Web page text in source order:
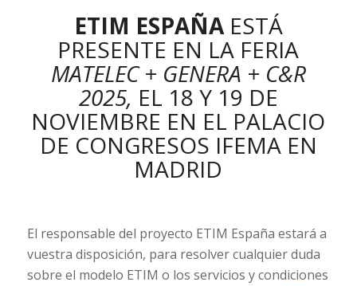
ETIM ESPAÑAESTÁ
PRESENTE EN LA FERIA
MATELEC + GENERA + C&R
2025, EL 18 Y 19 DE
NOVIEMBRE EN EL PALACIO
DE CONGRESOS IFEMA EN
MADRID
El responsable del proyecto ETIM España estará a
vuestra disposición, para resolver cualquier duda
sobre el modelo ETIM o los servicios y condiciones